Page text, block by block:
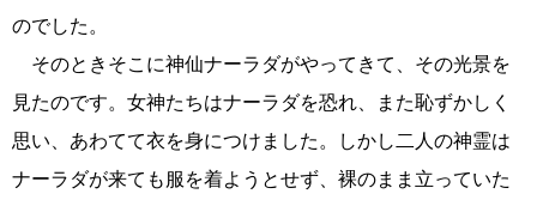
のでした。
そのときそこに神仙ナーラダがやってきて、その光景を
見たのです。女神たちはナーラダを恐れ、また恥ずかしく
思い、あわてて衣を身につけました。しかし二人の神霊は
ナーラダが来ても服を着ようとせず、裸のまま立っていた